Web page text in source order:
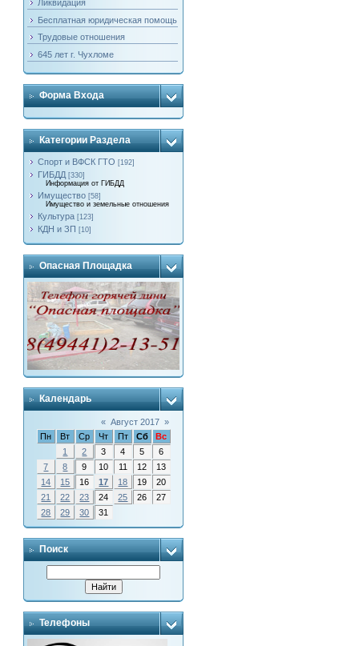
Ликвидация
Бесплатная юридическая помощь
Трудовые отношения
645 лет г. Чухломе
Форма Входа
Категории Раздела
Спорт и ВФСК ГТО [192]
ГИБДД [330]
Информация от ГИБДД
Имущество [58]
Имущество и земельные отношения
Культура [123]
КДН и ЗП [10]
Опасная Площадка
Календарь
« Август 2017 »
Пн
Вт Ср Чт Пт Сб
Вс
1
2 3 4 5
6
7
8 9 10 11 12
13
14
15 16 17 18 19
20
21
22 23 24 25 26
27
28
29 30 31
Поиск
Телефоны